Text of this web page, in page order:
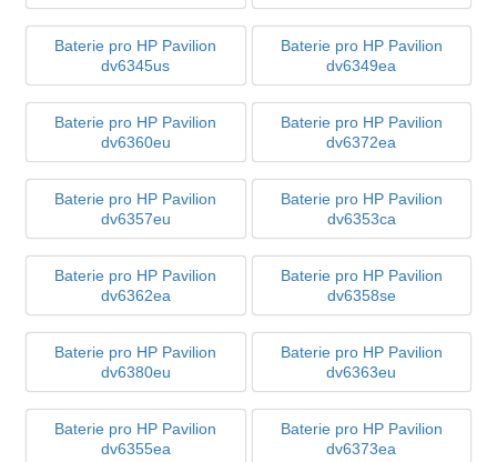
Baterie pro HP Pavilion
dv6345us
Baterie pro HP Pavilion
dv6349ea
Baterie pro HP Pavilion
dv6360eu
Baterie pro HP Pavilion
dv6372ea
Baterie pro HP Pavilion
dv6357eu
Baterie pro HP Pavilion
dv6353ca
Baterie pro HP Pavilion
dv6362ea
Baterie pro HP Pavilion
dv6358se
Baterie pro HP Pavilion
dv6380eu
Baterie pro HP Pavilion
dv6363eu
Baterie pro HP Pavilion
dv6355ea
Baterie pro HP Pavilion
dv6373ea